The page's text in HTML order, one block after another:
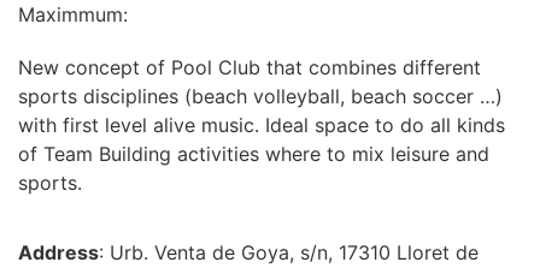
Maximmum:
New concept of Pool Club that combines different
sports disciplines (beach volleyball, beach soccer …)
with first level alive music. Ideal space to do all kinds
of Team Building activities where to mix leisure and
sports.
Address: Urb. Venta de Goya, s/n, 17310 Lloret de